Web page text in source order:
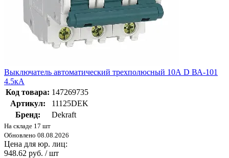
Выключатель автоматический трехполюсный 10А D ВА-101
4.5кА
Код товара: 147269735
Артикул:
11125DEK
Бренд:
Dekraft
На складе 17 шт
Обновлено 08.08.2026
Цена для юр. лиц:
948.62 руб. / шт